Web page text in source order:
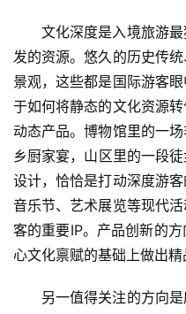
首
页
景
文化深度是入境旅游
发的资源。悠久的历史传
景观，这些都是国际游客
于如何将静态的文化资源
动态产品。博物馆里的一
乡厨家宴，山区里的一段
设计，恰恰是打动深度游
音乐节、艺术展览等现代
客的重要IP。产品创新的
心文化禀赋的基础上做出精
另一值得关注的方向